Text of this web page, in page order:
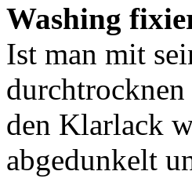
Washing
Ist man mit
den Klarlack
abgedunkelt